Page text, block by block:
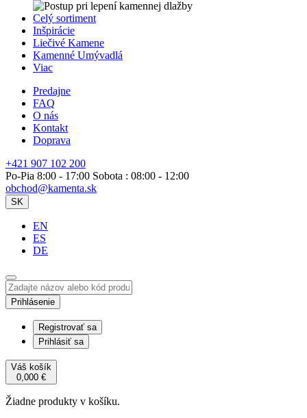
Celý sortiment
Inšpirácie
Liečivé Kamene
Kamenné Umývadlá
Viac
Predajne
FAQ
O nás
Kontakt
Doprava
+421 907 102 200
Po-Pia 8:00 - 17:00 Sobota : 08:00 - 12:00
obchod@kamenta.sk
SK
EN
ES
DE
Prihlásenie
Registrovať sa
Prihlásiť sa
Váš košík
0,000 €
Žiadne produkty v košíku.